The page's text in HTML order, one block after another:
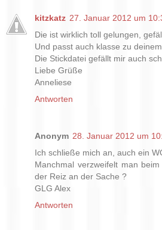
kitzkatz 27. Januar 2012 um
Die ist wirklich toll gelungen,
Und passt auch klasse zu
Die Stickdatei gefällt mir auch
Liebe Grüße
Anneliese
Antworten
Anonym 28. Januar 2012 um
Ich schließe mich an, auch ein
Manchmal verzweifelt man
der Reiz an der Sache ?
GLG Alex
Antworten